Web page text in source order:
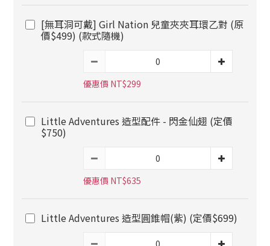
[無耳洞可戴] Girl Nation 兒童夾夾耳環乙對 (原
價$499) (款式隨機)
優惠價 NT$299
Little Adventures 造型配件 - 閃金仙翅 (定價
$750)
優惠價 NT$635
Little Adventures 造型圓錐帽(紫) (定價$699)